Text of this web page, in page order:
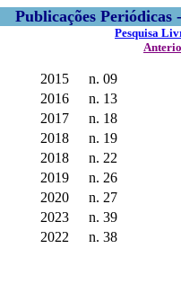
Publicações
Pesquisa
2015 n. 09
2016 n. 13
2017 n. 18
2018 n. 19
2018 n. 22
2019 n. 26
2020 n. 27
2023 n. 39
2022 n. 38